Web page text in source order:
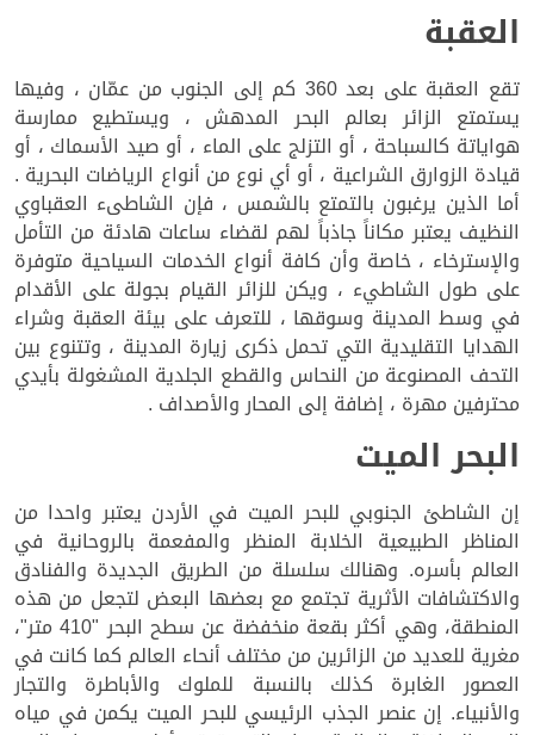
العقبة
تقع العقبة على بعد 360 كم إلى الجنوب من عمّان ، وفيها
يستمتع الزائر بعالم البحر المدهش ، ويستطيع ممارسة
هواياتة كالسباحة ، أو التزلج على الماء ، أو صيد الأسماك ، أو
قيادة الزوارق الشراعية ، أو أي نوع من أنواع الرياضات البحرية .
أما الذين يرغبون بالتمتع بالشمس ، فإن الشاطىء العقباوي
النظيف يعتبر مكاناً جاذباً لهم لقضاء ساعات هادئة من التأمل
والإسترخاء ، خاصة وأن كافة أنواع الخدمات السياحية متوفرة
على طول الشاطيء ، ويكن للزائر القيام بجولة على الأقدام
في وسط المدينة وسوقها ، للتعرف على بيئة العقبة وشراء
الهدايا التقليدية التي تحمل ذكرى زيارة المدينة ، وتتنوع بين
التحف المصنوعة من النحاس والقطع الجلدية المشغولة بأيدي
محترفين مهرة ، إضافة إلى المحار والأصداف .
البحر الميت
إن الشاطئ الجنوبي للبحر الميت في الأردن يعتبر واحدا من
المناظر الطبيعية الخلابة المنظر والمفعمة بالروحانية في
العالم بأسره. وهنالك سلسلة من الطريق الجديدة والفنادق
والاكتشافات الأثرية تجتمع مع بعضها البعض لتجعل من هذه
المنطقة، وهي أكثر بقعة منخفضة عن سطح البحر "410 متر"،
مغرية للعديد من الزائرين من مختلف أنحاء العالم كما كانت في
العصور الغابرة كذلك بالنسبة للملوك والأباطرة والتجار
والأنبياء. إن عنصر الجذب الرئيسي للبحر الميت يكمن في مياه